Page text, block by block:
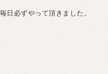
日必ずやって頂きました。